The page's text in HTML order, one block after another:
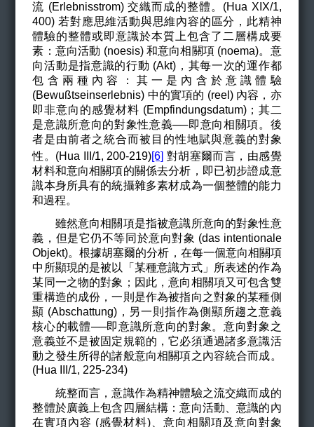
流 (Erlebnisstrom) 交織而成的整體。(Hua XIX/1,
400) 若對應思維活動與思維內容的區分，此精神
體驗的整體或即意識於本質上包含了二層構成要
素：意向活動 (noesis) 和意向相關項 (noema)。意
向活動是指意識的行動 (Akt)，其每一次的運作都
包含兩種內容：其一是內含於意識體驗
(Bewußtseinserlebnis) 中的實項的 (reel) 內容，亦
即非意向的感覺材料 (Empfindungsdatum)；其二
是意識所意向的對象性意義──即意向相關項。後
者是由前者之統合而被目的性地賦與意義的對象
性。(Hua III/1, 200-219)[6] 對胡塞爾而言，由感覺
材料和意向相關項的關係去分析，即已初步證成意
識本身所具有的統攝雜多素材成為一個整體的能力
和過程。
雖然意向相關項是指被意識所意向的對象性意
義，但是它仍不等同於意向對象 (das intentionale
Objekt)。根據胡塞爾的分析，在每一個意向相關項
中所顯現的是被以「某種意識方式」所表述的作為
某同一之物的對象；因此，意向相關項又可包含雙
重構造的成份，一則是作為被指向之對象的某種側
顯 (Abschattung)，另一則指作為側顯所趨之意義
核心的載體──即意識所意向的對象。意向對象之
意義並不是被固定規範的，它必須通過諸多意識活
動之發生所得的諸般意向相關項之內容統合而成。
(Hua III/1, 225-234)
統整而言，意識作為精神體驗之流交織而成的
整體於廣義上包含四層結構：意向活動、意識的內
在實項內容 (感覺材料)、意向相關項及意向對象